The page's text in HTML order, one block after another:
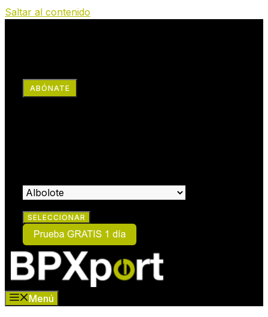
Saltar al contenido
ABÓNATE
Menú